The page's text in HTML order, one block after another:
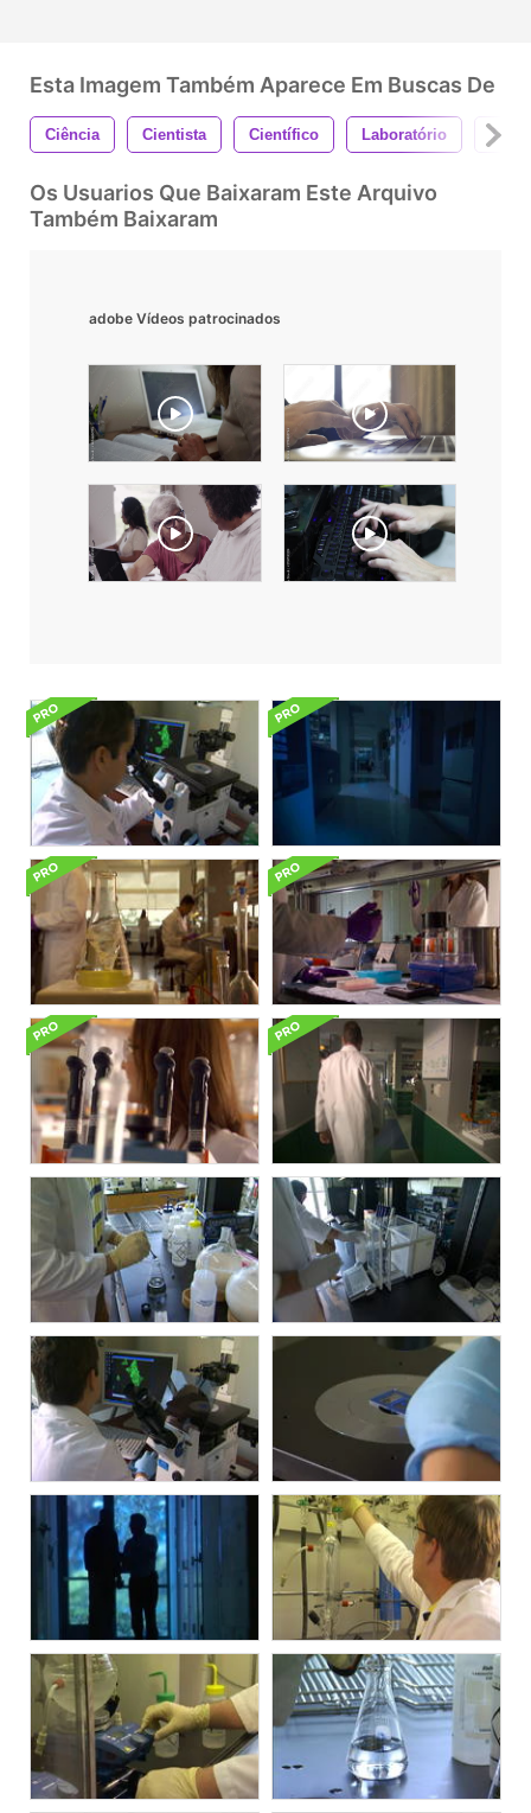
Esta Imagem Também Aparece Em Buscas De
Ciência Cientista Científico Laboratório Teste
Os Usuarios Que Baixaram Este Arquivo
Também Baixaram
adobe Vídeos patrocinados